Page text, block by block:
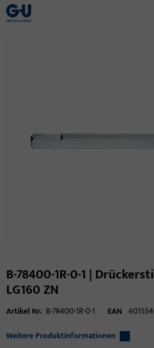
B-78400-1R-0-1 |
LG160 ZN
Artikel Nr. B-78400-1R-0-1 EAN
Weitere Produktinformationen